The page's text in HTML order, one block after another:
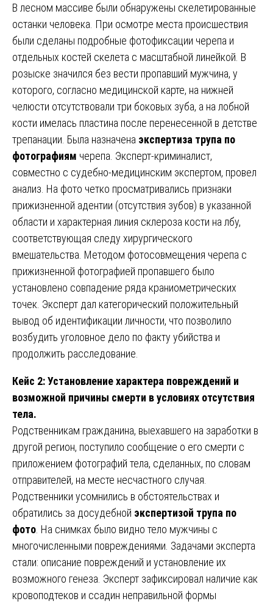
В лесном массиве были обнаружены скелетированные
останки человека. При осмотре места происшествия
были сделаны подробные фотофиксации черепа и
отдельных костей скелета с масштабной линейкой. В
розыске значился без вести пропавший мужчина, у
которого, согласно медицинской карте, на нижней
челюсти отсутствовали три боковых зуба, а на лобной
кости имелась пластина после перенесенной в детстве
трепанации. Была назначена экспертиза трупа по
фотографиям черепа. Эксперт-криминалист,
совместно с судебно-медицинским экспертом, провел
анализ. На фото четко просматривались признаки
прижизненной адентии (отсутствия зубов) в указанной
области и характерная линия склероза кости на лбу,
соответствующая следу хирургического
вмешательства. Методом фотосовмещения черепа с
прижизненной фотографией пропавшего было
установлено совпадение ряда краниометрических
точек. Эксперт дал категорический положительный
вывод об идентификации личности, что позволило
возбудить уголовное дело по факту убийства и
продолжить расследование.
Кейс 2: Установление характера повреждений и
возможной причины смерти в условиях отсутствия
тела.
Родственникам гражданина, выехавшего на заработки в
другой регион, поступило сообщение о его смерти с
приложением фотографий тела, сделанных, по словам
отправителей, на месте несчастного случая.
Родственники усомнились в обстоятельствах и
обратились за досудебной экспертизой трупа по
фото . На снимках было видно тело мужчины с
многочисленными повреждениями. Задачами эксперта
стали: описание повреждений и установление их
возможного генеза. Эксперт зафиксировал наличие как
кровоподтеков и ссадин неправильной формы